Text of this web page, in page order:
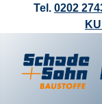
Tel. 0202